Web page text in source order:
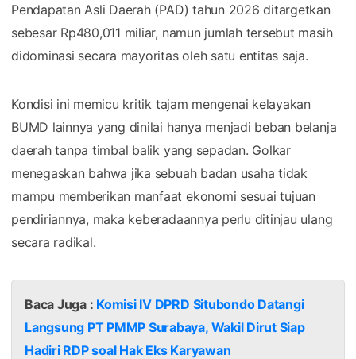
Pendapatan Asli Daerah (PAD) tahun 2026 ditargetkan
sebesar Rp480,011 miliar, namun jumlah tersebut masih
didominasi secara mayoritas oleh satu entitas saja.
Kondisi ini memicu kritik tajam mengenai kelayakan
BUMD lainnya yang dinilai hanya menjadi beban belanja
daerah tanpa timbal balik yang sepadan. Golkar
menegaskan bahwa jika sebuah badan usaha tidak
mampu memberikan manfaat ekonomi sesuai tujuan
pendiriannya, maka keberadaannya perlu ditinjau ulang
secara radikal.
Baca Juga : Komisi IV DPRD Situbondo Datangi
Langsung PT PMMP Surabaya, Wakil Dirut Siap
Hadiri RDP soal Hak Eks Karyawan